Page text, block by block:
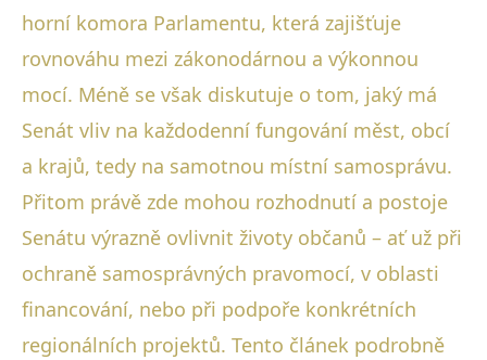
horní komora Parlamentu, která zajišťuje
rovnováhu mezi zákonodárnou a výkonnou
mocí. Méně se však diskutuje o tom, jaký má
Senát vliv na každodenní fungování měst, obcí
a krajů, tedy na samotnou místní samosprávu.
Přitom právě zde mohou rozhodnutí a postoje
Senátu výrazně ovlivnit životy občanů – ať už při
ochraně samosprávných pravomocí, v oblasti
financování, nebo při podpoře konkrétních
regionálních projektů. Tento článek podrobně